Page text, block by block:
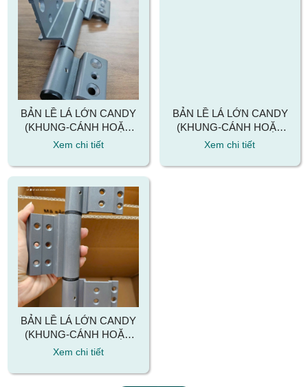
BẢN LỀ LÁ LỚN CANDY
(KHUNG-CÁNH HOẶC
CÁNH-CÁNH) MÀU XÁM/
BÓNG/ ĐEN NHÁM/
LOẠI MỚI
Xem chi tiết
BẢN LỀ LÁ LỚN CANDY
(KHUNG-CÁNH HOẶC
CÁNH-CÁNH) MÀU
Xem chi tiết
BẢN LỀ LÁ LỚN CANDY
(KHUNG-CÁNH HOẶC
CÁNH-CÁNH) MÀU BẠC
Xem chi tiết